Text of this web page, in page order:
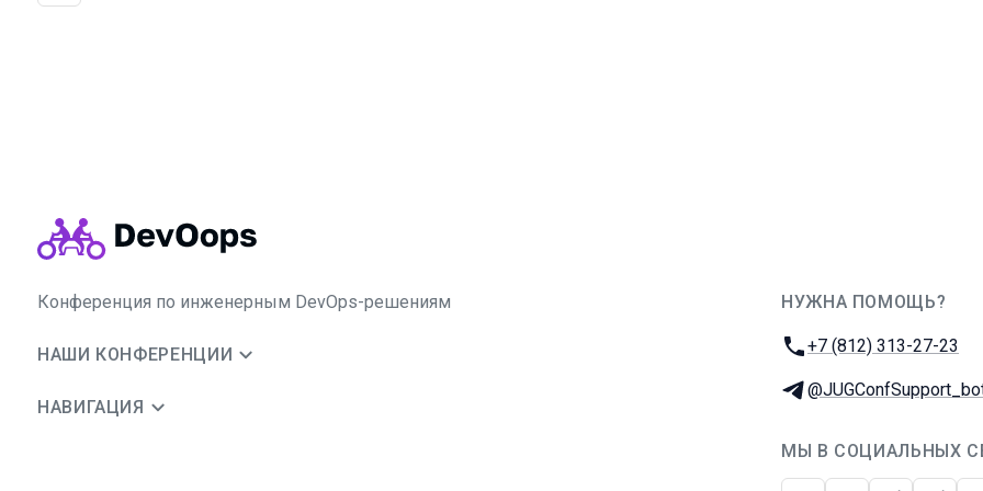
Конференция по инженерным DevOps-решениям
НАШИ КОНФЕРЕНЦИИ
НАВИГАЦИЯ
НУЖНА ПОМОЩЬ?
Телефон:
+7 (812) 313-27-23
Телеграм:
МЫ В СОЦИАЛЬНЫХ